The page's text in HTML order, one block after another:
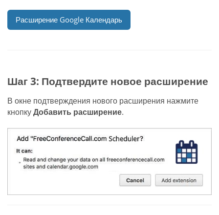
Расширение Google Календарь
Шаг 3: Подтвердите новое расширение
В окне подтверждения нового расширения нажмите
кнопкуДобавить расширение.